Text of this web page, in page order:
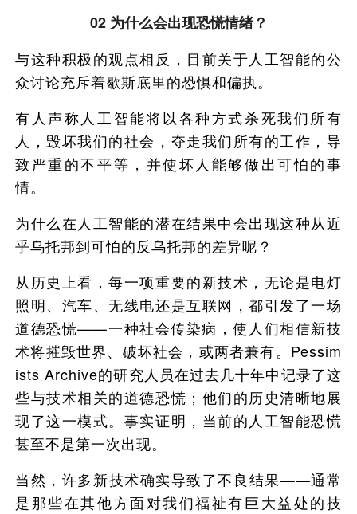
02 为什么会出现恐慌情绪？
与这种积极的观点相反，目前关于人工智能的公
众讨论充斥着歇斯底里的恐惧和偏执。
有人声称人工智能将以各种方式杀死我们所有
人，毁坏我们的社会，夺走我们所有的工作，导
致严重的不平等，并使坏人能够做出可怕的事
情。
为什么在人工智能的潜在结果中会出现这种从近
乎乌托邦到可怕的反乌托邦的差异呢？
从历史上看，每一项重要的新技术，无论是电灯
照明、汽车、无线电还是互联网，都引发了一场
道德恐慌——一种社会传染病，使人们相信新技
术将摧毁世界、破坏社会，或两者兼有。Pessim
ists Archive的研究人员在过去几十年中记录了这
些与技术相关的道德恐慌；他们的历史清晰地展
现了这一模式。事实证明，当前的人工智能恐慌
甚至不是第一次出现。
当然，许多新技术确实导致了不良结果——通常
是那些在其他方面对我们福祉有巨大益处的技